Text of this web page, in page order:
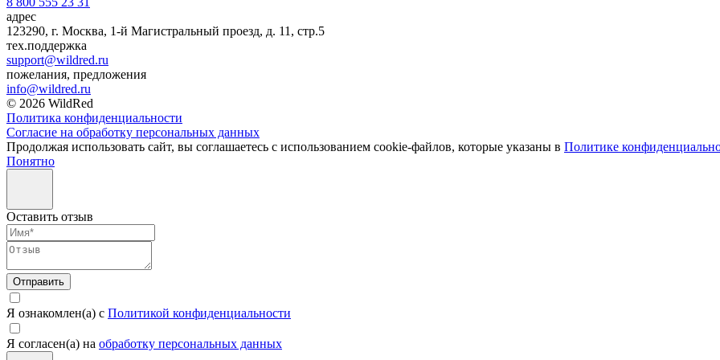
адрес
123290, г. Москва, 1-й Магистральный проезд, д. 11, стр.5
тех.поддержка
support@wildred.ru
пожелания, предложения
info@wildred.ru
© 2026 WildRed
Политика конфиденциальности
Согласие на обработку персональных данных
Продолжая использовать сайт, вы соглашаетесь с использованием cookie-файлов, которые указаны в Политике
Понятно
Оставить отзыв
Отправить
Я ознакомлен(а) с Политикой конфиденциальности
Я согласен(а) на обработку персональных данных